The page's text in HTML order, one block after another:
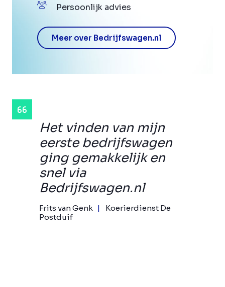
Het vinden van mijn
eerste bedrijfswagen
ging gemakkelijk en
snel via
Bedrijfswagen.nl
Frits van Genk
Koerierdienst De
Postduif
Persoonlijk advies
Meer over Bedrijfswagen.nl